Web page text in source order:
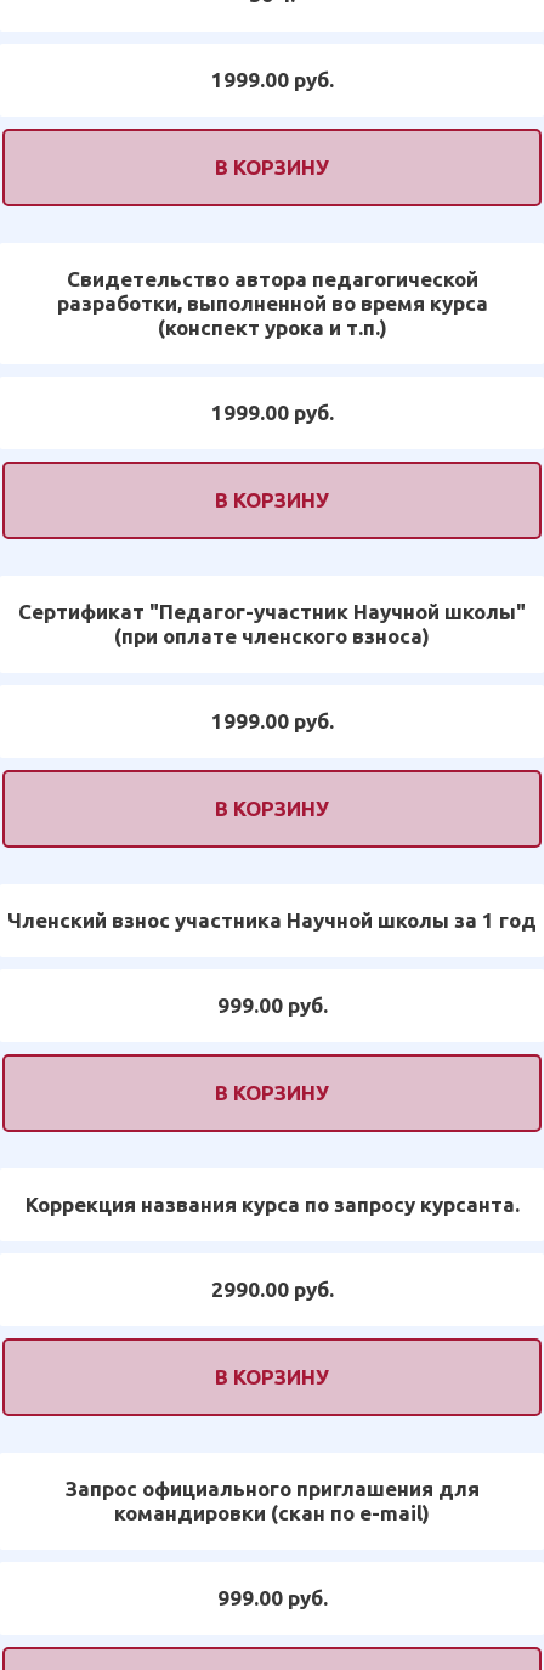
1999.00 руб.
В КОРЗИНУ
Свидетельство автора педагогической
разработки, выполненной во время курса
(конспект урока и т.п.)
1999.00 руб.
В КОРЗИНУ
Сертификат "Педагог-участник Научной школы"
(при оплате членского взноса)
1999.00 руб.
В КОРЗИНУ
Членский взнос участника Научной школы за 1 год
999.00 руб.
В КОРЗИНУ
Коррекция названия курса по запросу курсанта.
2990.00 руб.
В КОРЗИНУ
Запрос официального приглашения для
командировки (скан по e-mail)
999.00 руб.